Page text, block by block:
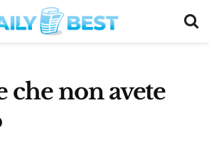
che non avete